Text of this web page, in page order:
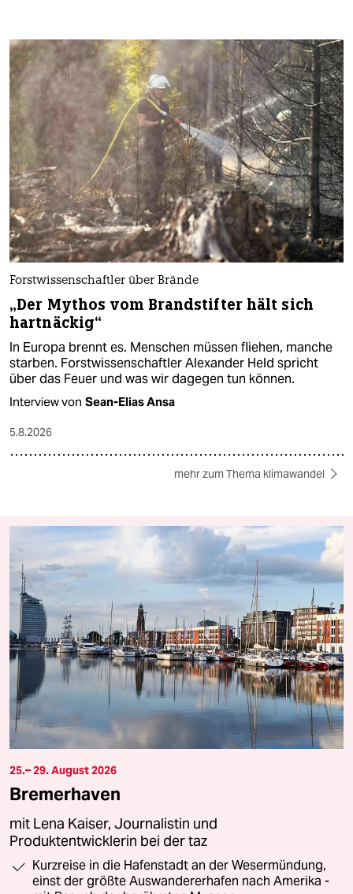
Forstwissenschaftler über Brände
„Der Mythos vom Brandstifter hält sich
hartnäckig“
In Europa brennt es. Menschen müssen fliehen, manche
starben. Forstwissenschaftler Alexander Held spricht
über das Feuer und was wir dagegen tun können.
Interview von Sean-Elias Ansa
5.8.2026
mehr zum Thema klimawandel
25.– 29. August 2026
Bremerhaven
mit Lena Kaiser, Journalistin und
Produktentwicklerin bei der taz
Kurzreise in die Hafenstadt an der Wesermündung,
einst der größte Auswandererhafen nach Amerika -